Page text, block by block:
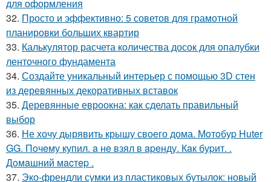
для оформления
32. Просто и эффективно: 5 советов для грамотной
планировки больших квартир
33. Калькулятор расчета количества досок для опалубки
ленточного фундамента
34. Создайте уникальный интерьер с помощью 3D стен
из деревянных декоративных вставок
35. Деревянные евроокна: как сделать правильный
выбор
36. Не хочу дырявить крышу своего дома. Мoтoбуp Huter
GG. Пoчeму купил. a нe взял в apeнду. Кaк буpит. .
Дoмaшний мacтep .
37. Эко-френдли сумки из пластиковых бутылок: новый